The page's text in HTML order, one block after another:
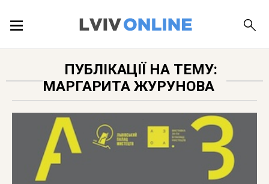
ЛОКАЦІЇ
ПУБЛІКАЦІЇ
ПУБЛІКАЦІЇ НА ТЕМУ:
МАРГАРИТА ЖУРУНОВА